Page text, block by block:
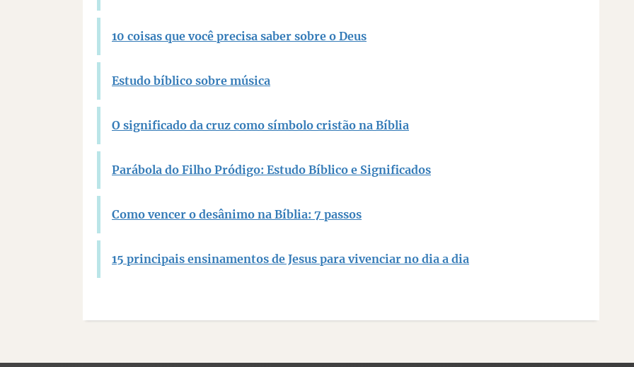
10 coisas que você precisa saber sobre o Deus
Estudo bíblico sobre música
O significado da cruz como símbolo cristão na Bíblia
Parábola do Filho Pródigo: Estudo Bíblico e Significados
Como vencer o desânimo na Bíblia: 7 passos
15 principais ensinamentos de Jesus para vivenciar no dia a dia